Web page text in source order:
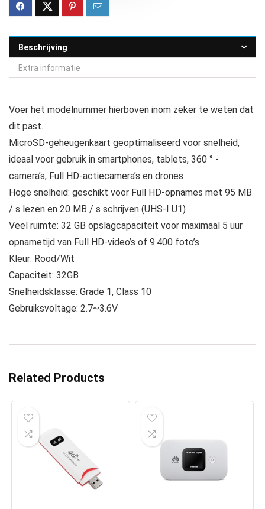
Beschrijving
Extra informatie
Voer het modelnummer hierboven inom zeker te weten dat
dit past.
MicroSD-geheugenkaart geoptimaliseerd voor snelheid,
ideaal voor gebruik in smartphones, tablets, 360 ° -
camera’s, Full HD-actiecamera’s en drones
Hoge snelheid: geschikt voor Full HD-opnames met 95 MB
/ s lezen en 20 MB / s schrijven (UHS-I U1)
Veel ruimte: 32 GB opslagcapaciteit voor maximaal 5 uur
opnametijd van Full HD-video’s of 9.400 foto’s
Kleur: Rood/Wit
Capaciteit: 32GB
Snelheidsklasse: Grade 1, Class 10
Gebruiksvoltage: 2.7~3.6V
Related Products